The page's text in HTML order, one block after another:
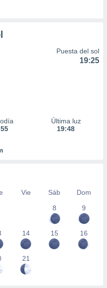
Puesta del sol
19:25
Última luz
19:48
Vie Sáb
Dom
8
9
14 15 16
21